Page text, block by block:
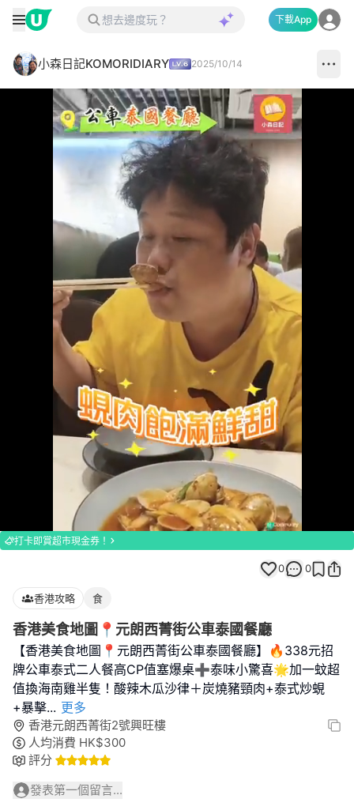
下載App
小森日記KOMORIDIARY 2025/10/14
Loaded:
100.00%
打卡即賞超市現金券！
0 0
香港攻略 食
香港美食地圖📍元朗西菁街公車泰國餐廳
【香港美食地圖📍元朗西菁街公車泰國餐廳】🔥338元招
牌公車泰式二人餐高CP值塞爆桌➕泰味小驚喜🌟加一蚊超
值換海南雞半隻！酸辣木瓜沙律＋炭燒豬頸肉+泰式炒蜆
+暴擊... 更多
香港元朗西菁街2號興旺樓
人均消費 HK$300
評分
發表第一個留言...